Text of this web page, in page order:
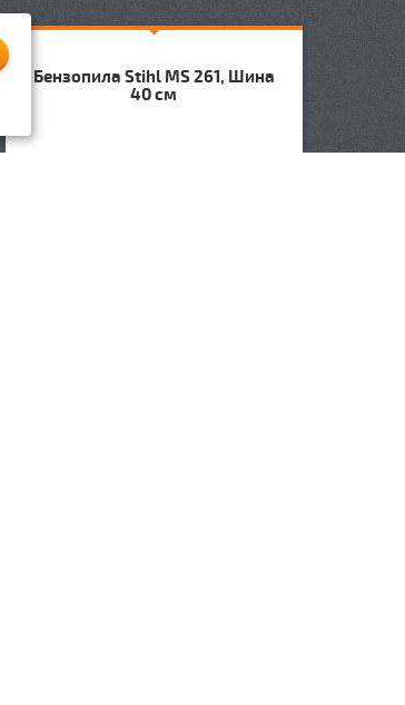
Бензопила Stihl MS 261, Шина
40 см